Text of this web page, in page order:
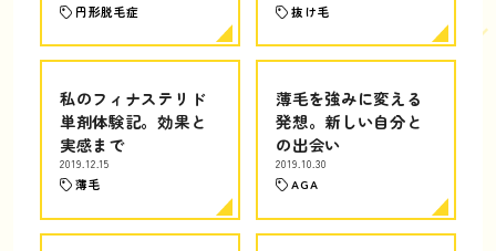
円形脱毛症 抜け毛
私のフィナステリド
単剤体験記。効果と
実感まで
2019.12.15
薄毛
薄毛を強みに変える
発想。新しい自分と
の出会い
2019.10.30
AGA